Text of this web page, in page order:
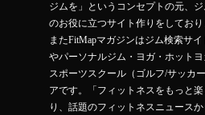
ジムを」というコンセプトの元、
のお役に立つサイト作りをしており
またFitMapマガジンはジム検索サ
やパーソナルジム・ヨガ・ホット
スポーツスクール（ゴルフ/サッカ
アです。「フィットネスをもっと
り、話題のフィットネスニュース